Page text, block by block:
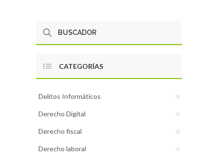
CATEGORÍAS
Delitos Informáticos
Derecho Digital
Derecho fiscal
Derecho laboral